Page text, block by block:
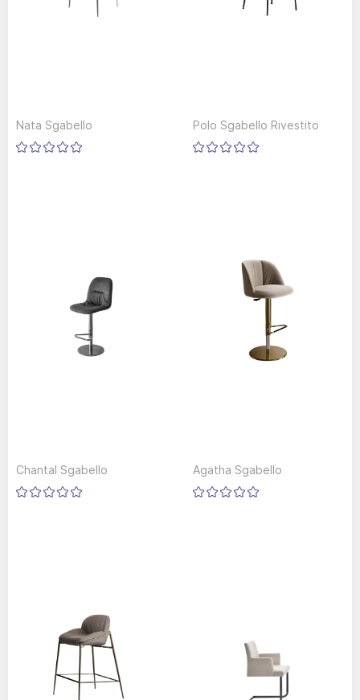
Nata Sgabello Polo Sgabello Rivestito
Chantal Sgabello Agatha Sgabello